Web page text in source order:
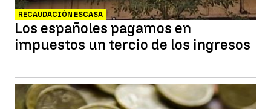
RECAUDACIÓN ESCASA
Los españoles pagamos en
impuestos un tercio de los ingresos